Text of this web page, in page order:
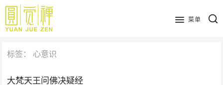
跳
主
内
菜单
标签： 心意识
大梵天王问佛决疑经